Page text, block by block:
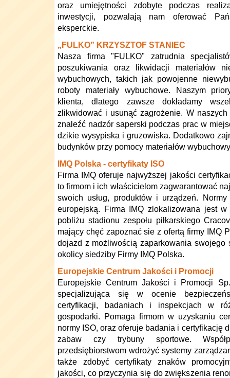
oraz umiejętności zdobyte podczas
inwestycji, pozwalają nam oferować
eksperckie.
„FULKO” KRZYSZTOF STANIEC
Nasza firma "FULKO" zatrudnia
poszukiwania oraz likwidacji materiałów
wybuchowych, takich jak powojenne
roboty materiały wybuchowe. Naszym
klienta, dlatego zawsze dokładamy
zlikwidować i usunąć zagrożenie. W naszych
znaleźć nadzór saperski podczas prac w
dzikie wysypiska i gruzowiska. Dodatkowo
budynków przy pomocy materiałów
IMQ Polska - certyfikaty ISO
Firma IMQ oferuje najwyższej jakości
to firmom i ich właścicielom zagwarantować
swoich usług, produktów i urządzeń.
europejską. Firma IMQ zlokalizowana jest
pobliżu stadionu zespołu piłkarskiego
mający chęć zapoznać sie z ofertą firmy IMQ
dojazd z możliwością zaparkowania swojego
okolicy siedziby Firmy IMQ Polska.
Europejskie Centrum Jakości i Promocji
Europejskie Centrum Jakości i Promocji
specjalizująca się w ocenie
certyfikacji, badaniach i inspekcjach w
gospodarki. Pomaga firmom w uzyskaniu
normy ISO, oraz oferuje badania i certyfikację
zabaw czy trybuny sportowe.
przedsiębiorstwom wdrożyć systemy
także zdobyć certyfikaty znaków
jakości, co przyczynia się do zwiększenia